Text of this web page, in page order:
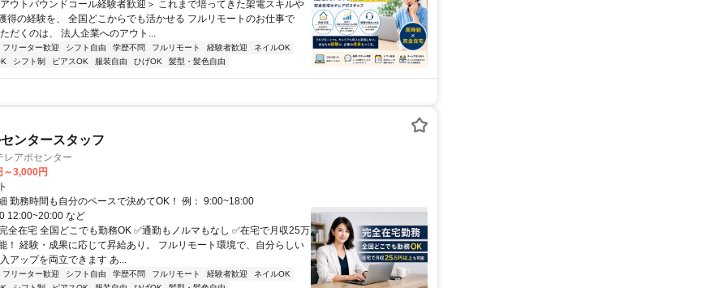
ウトバウンドコール経験者歓迎＞ これまで培ってきた架電スキルや
得の経験を、 全国どこからでも活かせる フルリモートのお仕事で
だくのは、 法人企業へのアウト...
フリーター歓迎 シフト自由 学歴不問 フルリモート 経験者歓迎
ネイルOK
シフト制 ピアスOK 服装自由 ひげOK 髪型・髪色自由
ンタースタッフ
レアポセンター
3,000円
勤務時間も自分のペースで決めてOK！ 例： 9:00~18:00
12:00~20:00 など
全在宅 全国どこでも勤務OK ✅通勤もノルマもなし ✅在宅で月収25万
！ 経験・成果に応じて昇給あり。 フルリモート環境で、自分らしい
アップを両立できます あ...
フリーター歓迎 シフト自由 学歴不問 フルリモート 経験者歓迎
ネイルOK